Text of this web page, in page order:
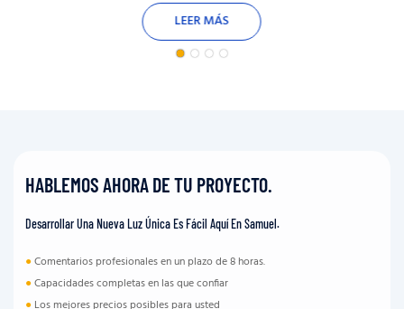
LEER MÁS
HABLEMOS AHORA DE TU PROYECTO.
Desarrollar Una Nueva Luz Única Es Fácil Aquí En Samuel.
●Comentarios profesionales en un plazo de 8 horas.
●Capacidades completas en las que confiar
● Los mejores precios posibles para usted